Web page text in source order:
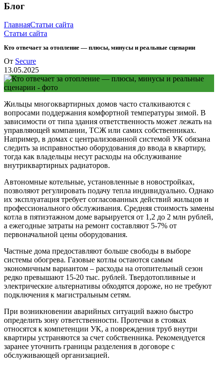
Блог
ГлавнаяСтатьи сайта
Статьи сайта
Кто отвечает за отопление — плюсы, минусы и реальные сценарии
От Secure
13.05.2025
Жильцы многоквартирных домов часто сталкиваются с
вопросами поддержания комфортной температуры зимой. В
зависимости от типа здания ответственность может лежать на
управляющей компании, ТСЖ или самих собственниках.
Например, в домах с централизованной системой УК обязана
следить за исправностью оборудования до ввода в квартиру,
тогда как владельцы несут расходы на обслуживание
внутриквартирных радиаторов.
Автономные котельные, установленные в новостройках,
позволяют регулировать подачу тепла индивидуально. Однако
их эксплуатация требует согласованных действий жильцов и
профессионального обслуживания. Средняя стоимость замены
котла в пятиэтажном доме варьируется от 1,2 до 2 млн рублей,
а ежегодные затраты на ремонт составляют 5-7% от
первоначальной цены оборудования.
Частные дома предоставляют больше свободы в выборе
системы обогрева. Газовые котлы остаются самым
экономичным вариантом – расходы на отопительный сезон
редко превышают 15-20 тыс. рублей. Твердотопливные и
электрические альтернативы обходятся дороже, но не требуют
подключения к магистральным сетям.
При возникновении аварийных ситуаций важно быстро
определить зону ответственности. Протечки в стояках
относятся к компетенции УК, а повреждения труб внутри
квартиры устраняются за счет собственника. Рекомендуется
заранее уточнить границы разделения в договоре с
обслуживающей организацией.